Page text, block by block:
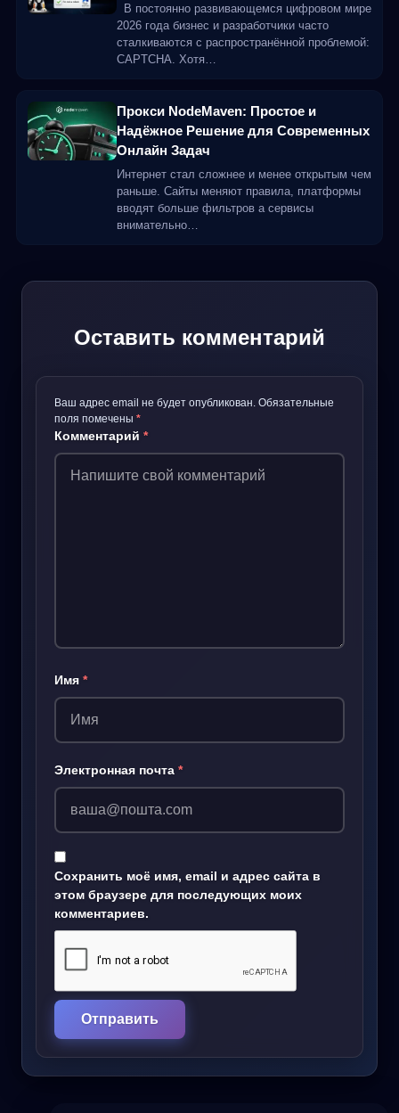
В постоянно развивающемся цифровом мире
2026 года бизнес и разработчики часто
сталкиваются с распространённой проблемой:
CAPTCHA. Хотя…
Прокси NodeMaven: Простое и
Надёжное Решение для Современных
Онлайн Задач
Интернет стал сложнее и менее открытым чем
раньше. Сайты меняют правила, платформы
вводят больше фильтров а сервисы
внимательно…
Оставить комментарий
Ваш адрес email не будет опубликован. Обязательные
поля помечены *
Комментарий *
Имя *
Электронная почта *
Сохранить моё имя, email и адрес сайта в
этом браузере для последующих моих
комментариев.